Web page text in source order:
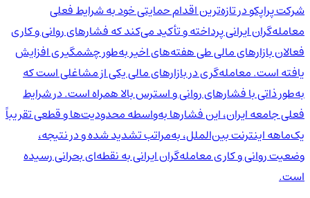
شرکت پراپکو در تازه‌ترین اقدام حمایتی خود به شرایط فعلی
معامله‌گران ایرانی پرداخته و تأکید می‌کند که فشارهای روانی و کاری
فعالان بازارهای مالی طی هفته‌های اخیر به‌طور چشمگیری افزایش
یافته است. معامله‌گری در بازارهای مالی یکی از مشاغلی است که
به‌طور ذاتی با فشارهای روانی و استرس بالا همراه است. در شرایط
فعلی جامعه ایران، این فشارها به‌واسطه محدودیت‌ها و قطعی تقریباً
یک‌ماهه اینترنت بین‌الملل، به‌مراتب تشدید شده و در نتیجه،
وضعیت روانی و کاری معامله‌گران ایرانی به نقطه‌ای بحرانی رسیده
است.